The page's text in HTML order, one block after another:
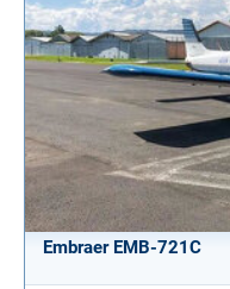
Embraer EMB-721C